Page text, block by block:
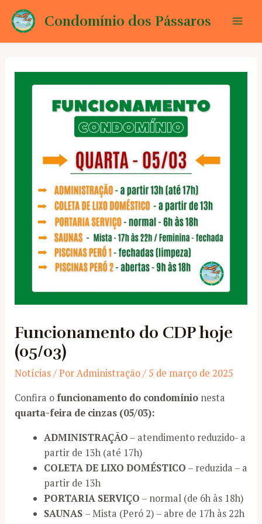
para
Condomínio dos Pássaros
Funcionamento do CDP hoje
(05/03)
Notícias/ PorAdministração/ 5 de março de 2025
Confira ofuncionamento do condomínio nesta
quarta-feira de cinzas (05/03):
ADMINISTRAÇÃO – atendimento reduzido- a
partir de 13h (até 17h)
COLETA DE LIXO DOMÉSTICO – reduzida – a
partir de 13h
PORTARIA SERVIÇO – normal (de 6h às 18h)
SAUNAS – Mista (Peró 2) – abre de 17h às 22h